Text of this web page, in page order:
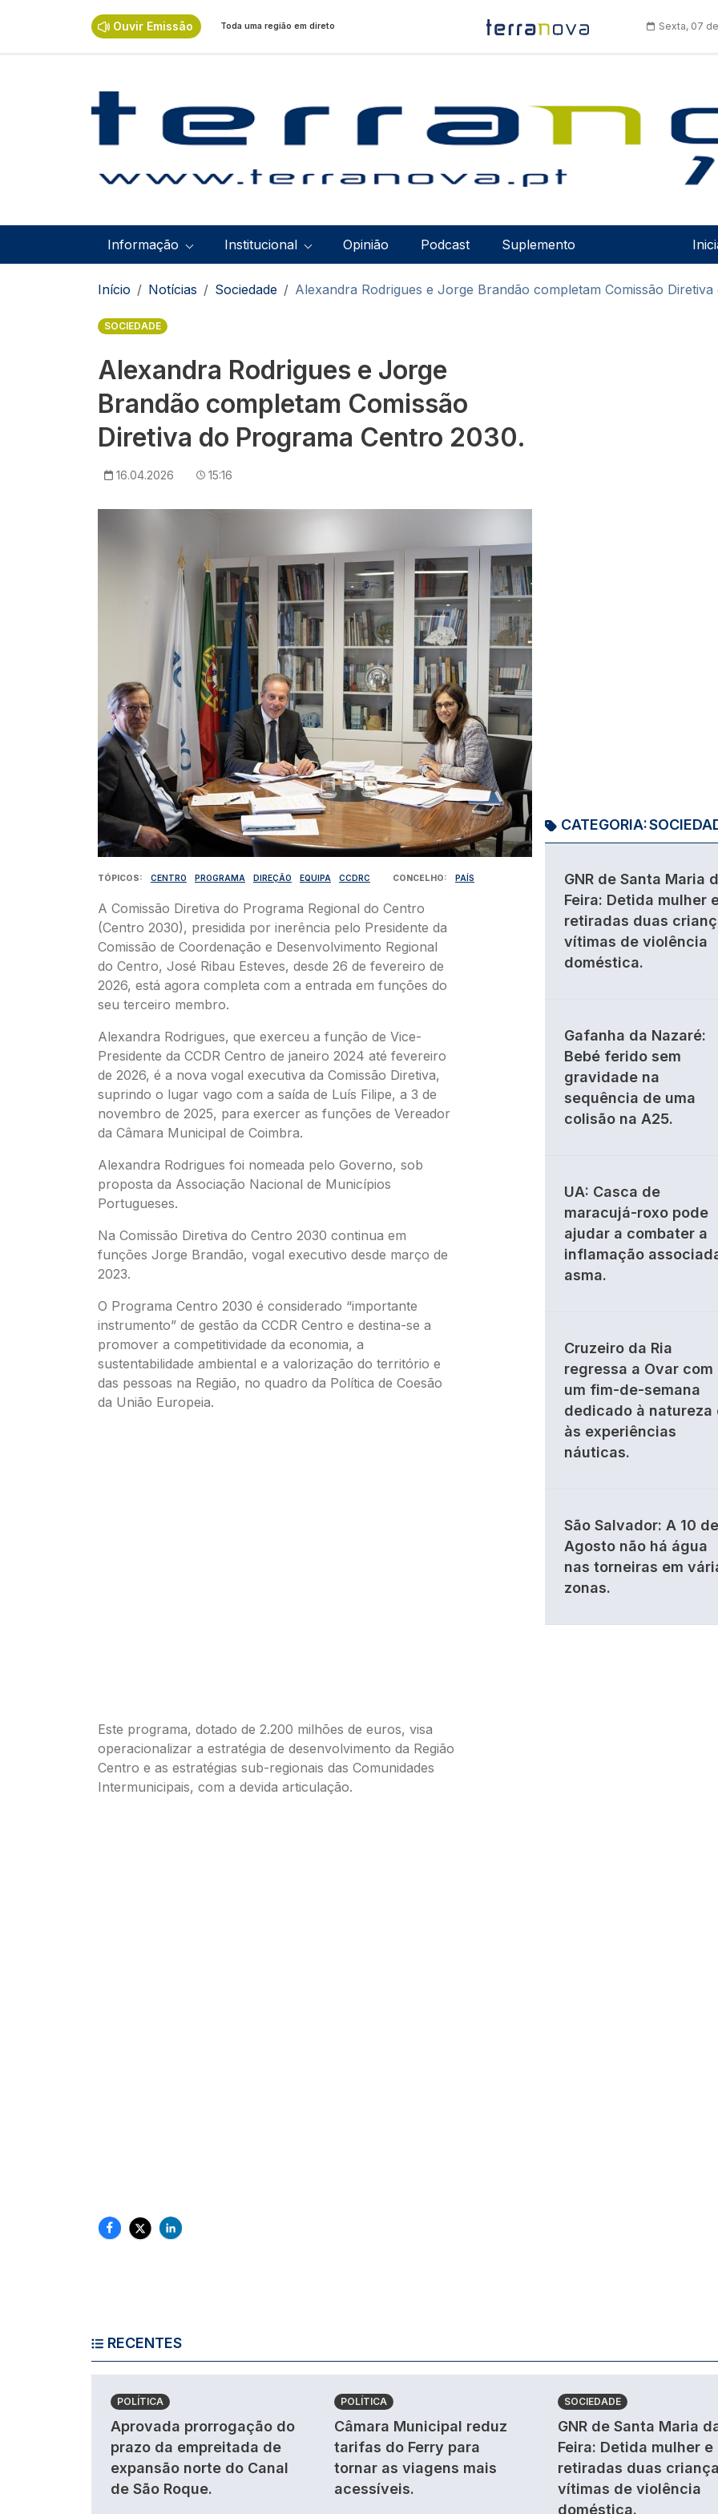
Ouvir Emissão Toda uma região em direto Sexta, 07
Navegação principal
Informação Institucional Opinião Podcast Suplemento
Navegação estrutural
Início Notícias Sociedade Alexandra Rodrigues e Jorge Brandão completam Comissão
SOCIEDADE
Alexandra Rodrigues e Jorge
Brandão completam Comissão
Diretiva do Programa Centro 2030.
16.04.2026 15:16
TÓPICOS CENTRO PROGRAMA DIREÇÃO EQUIPA CCDRC CONCELHO PAÍS
A Comissão Diretiva do Programa Regional do Centro
(Centro 2030), presidida por inerência pelo Presidente da
Comissão de Coordenação e Desenvolvimento Regional
do Centro, José Ribau Esteves, desde 26 de fevereiro de
2026, está agora completa com a entrada em funções do
seu terceiro membro.
Alexandra Rodrigues, que exerceu a função de Vice-
Presidente da CCDR Centro de janeiro 2024 até fevereiro
de 2026, é a nova vogal executiva da Comissão Diretiva,
suprindo o lugar vago com a saída de Luís Filipe, a 3 de
novembro de 2025, para exercer as funções de Vereador
da Câmara Municipal de Coimbra.
Alexandra Rodrigues foi nomeada pelo Governo, sob
proposta da Associação Nacional de Municípios
Portugueses.
Na Comissão Diretiva do Centro 2030 continua em
funções Jorge Brandão, vogal executivo desde março de
2023.
O Programa Centro 2030 é considerado “importante
instrumento” de gestão da CCDR Centro e destina-se a
promover a competitividade da economia, a
sustentabilidade ambiental e a valorização do território e
das pessoas na Região, no quadro da Política de Coesão
da União Europeia.
Este programa, dotado de 2.200 milhões de euros, visa
operacionalizar a estratégia de desenvolvimento da Região
Centro e as estratégias sub-regionais das Comunidades
Intermunicipais, com a devida articulação.
CATEGORIA:
GNR de Santa Maria
Feira: Detida mulher
retiradas duas
vítimas de violência
doméstica.
Gafanha da Nazaré:
Bebé ferido sem
gravidade na
sequência de uma
colisão na A25.
UA: Casca de
maracujá-roxo pode
ajudar a combater a
inflamação
asma.
Cruzeiro da Ria
regressa a Ovar com
um fim-de-semana
dedicado à natureza
às experiências
náuticas.
São Salvador: A 10 de
Agosto não há água
nas torneiras em
zonas.
RECENTES
POLÍTICA
Aprovada prorrogação do
prazo da empreitada de
expansão norte do Canal
de São Roque.
POLÍTICA
Câmara Municipal reduz
tarifas do Ferry para
tornar as viagens mais
acessíveis.
SOCIEDADE
GNR de Santa Maria
Feira: Detida mulher e
retiradas duas
vítimas de violência
doméstica.